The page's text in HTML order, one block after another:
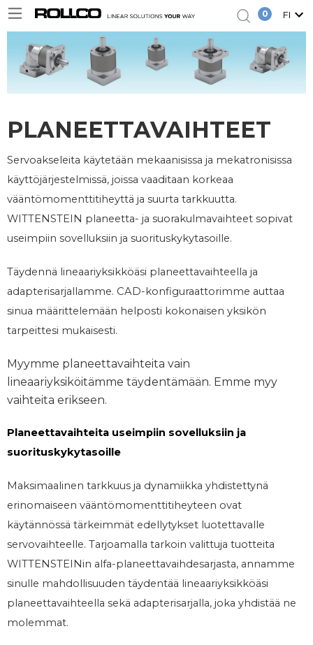
0 FI
PLANEETTAVAIHTEET
Servoakseleita käytetään mekaanisissa ja mekatronisissa
käyttöjärjestelmissä, joissa vaaditaan korkeaa
vääntömomenttitiheyttä ja suurta tarkkuutta.
WITTENSTEIN planeetta- ja suorakulmavaihteet sopivat
useimpiin sovelluksiin ja suorituskykytasoille.
Täydennä lineaariyksikköäsi planeettavaihteella ja
adapterisarjallamme. CAD-konfiguraattorimme auttaa
sinua määrittelemään helposti kokonaisen yksikön
tarpeittesi mukaisesti.
Myymme planeettavaihteita vain
lineaariyksiköitämme täydentämään. Emme myy
vaihteita erikseen.
Planeettavaihteita useimpiin sovelluksiin ja
suorituskykytasoille
Maksimaalinen tarkkuus ja dynamiikka yhdistettynä
erinomaiseen vääntömomenttitiheyteen ovat
käytännössä tärkeimmät edellytykset luotettavalle
servovaihteelle. Tarjoamalla tarkoin valittuja tuotteita
WITTENSTEINin alfa-planeettavaihdesarjasta, annamme
sinulle mahdollisuuden täydentää lineaariyksikköäsi
planeettavaihteella sekä adapterisarjalla, joka yhdistää ne
molemmat.